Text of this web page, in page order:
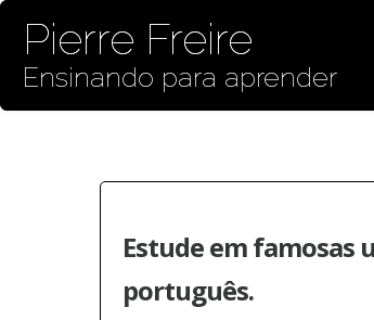
Pierre Freire
Ensinando para aprender
Estude em famosas
português.